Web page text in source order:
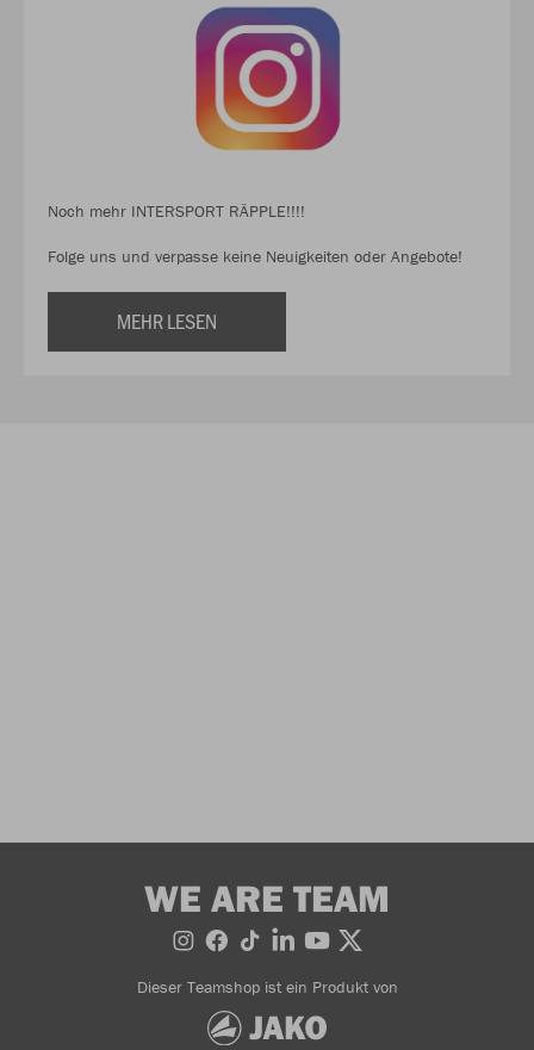
Noch mehr INTERSPORT RÄPPLE!!!!
Folge uns und verpasse keine Neuigkeiten oder Angebote!
MEHR LESEN
WE ARE TEAM
Dieser Teamshop ist ein Produkt von